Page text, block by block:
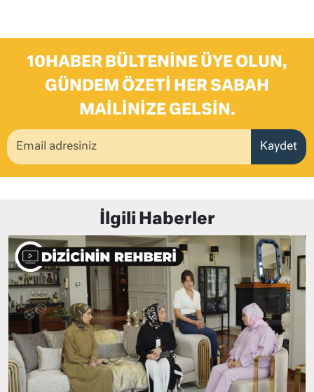
10HABER BÜLTENINE ÜYE OLUN,
GÜNDEM ÖZETI HER SABAH
MAILINIZE GELSIN.
Kaydet
İlgili Haberler